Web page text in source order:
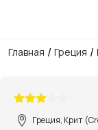
Главная / Греция /
Греция, Крит